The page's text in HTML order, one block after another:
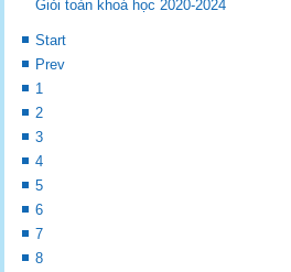
Giỏi toàn khoá học 2020-2024
Start
Prev
1
2
3
4
5
6
7
8